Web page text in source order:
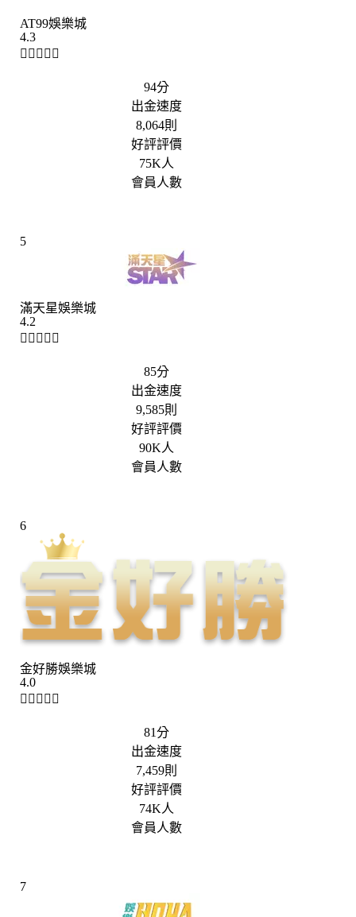
AT99娛樂城
4.3
    
94分
出金速度
8,064則
好評評價
75K人
會員人數
5
滿天星娛樂城
4.2
    
85分
出金速度
9,585則
好評評價
90K人
會員人數
6
金好勝娛樂城
4.0
    
81分
出金速度
7,459則
好評評價
74K人
會員人數
7